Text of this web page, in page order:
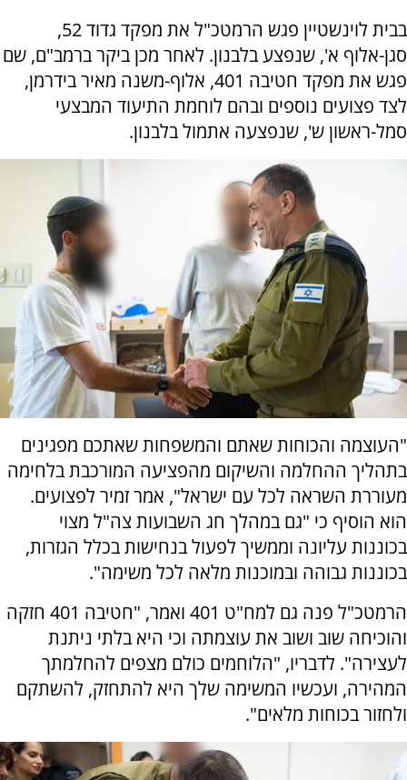
בבית לוינשטיין פגש הרמטכ"ל את מפקד גדוד 52,
סגן-אלוף א', שנפצע בלבנון. לאחר מכן ביקר ברמב"ם, שם
פגש את מפקד חטיבה 401, אלוף-משנה מאיר בידרמן,
לצד פצועים נוספים ובהם לוחמת התיעוד המבצעי
סמל-ראשון ש', שנפצעה אתמול בלבנון.
"העוצמה והכוחות שאתם והמשפחות שאתכם מפגינים
בתהליך ההחלמה והשיקום מהפציעה המורכבת בלחימה
מעוררת השראה לכל עם ישראל", אמר זמיר לפצועים.
הוא הוסיף כי "גם במהלך חג השבועות צה"ל מצוי
בכוננות עליונה וממשיך לפעול בנחישות בכלל הגזרות,
בכוננות גבוהה ובמוכנות מלאה לכל משימה".
הרמטכ"ל פנה גם למח"ט 401 ואמר, "חטיבה 401 חזקה
והוכיחה שוב ושוב את עוצמתה וכי היא בלתי ניתנת
לעצירה". לדבריו, "הלוחמים כולם מצפים להחלמתך
המהירה, ועכשיו המשימה שלך היא להתחזק, להשתקם
ולחזור בכוחות מלאים".